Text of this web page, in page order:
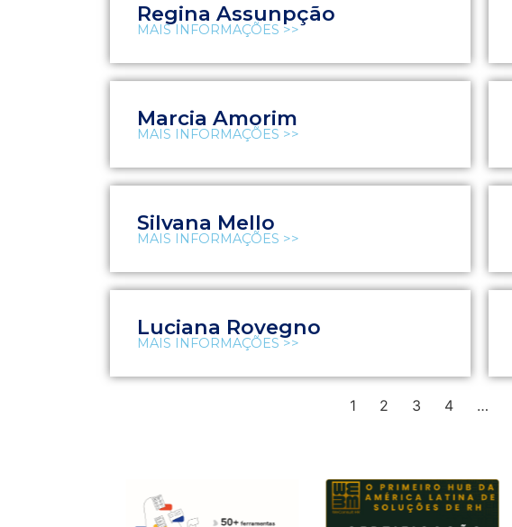
Regina Assunpção
MAIS INFORMAÇÕES >>
Marcia Amorim
MAIS INFORMAÇÕES >>
Silvana Mello
MAIS INFORMAÇÕES >>
Luciana Rovegno
MAIS INFORMAÇÕES >>
1 2 3 4 …